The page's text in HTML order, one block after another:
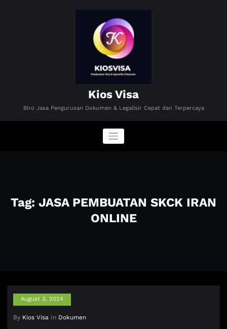
Kios Visa
Biro Jasa Pengurusan Dokumen & Legalisir Cepat dan Terpercaya
Tag: JASA PEMBUATAN SKCK IRAN
ONLINE
August 3, 2024
By Kios Visa In Dokumen